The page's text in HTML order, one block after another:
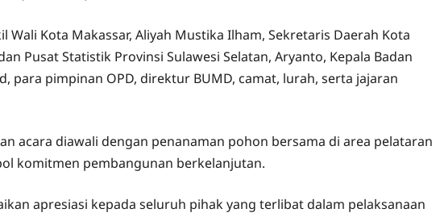
Kota Makassar, Aliyah Mustika Ilham, Sekretaris Daerah Kota
Pusat Statistik Provinsi Sulawesi Selatan, Aryanto, Kepala Badan
para pimpinan OPD, direktur BUMD, camat, lurah, serta jajaran
acara diawali dengan penanaman pohon bersama di area pelataran
komitmen pembangunan berkelanjutan.
apresiasi kepada seluruh pihak yang terlibat dalam pelaksanaan